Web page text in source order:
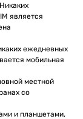
является
ежедневных
мобильная
местной
со
и планшетами,